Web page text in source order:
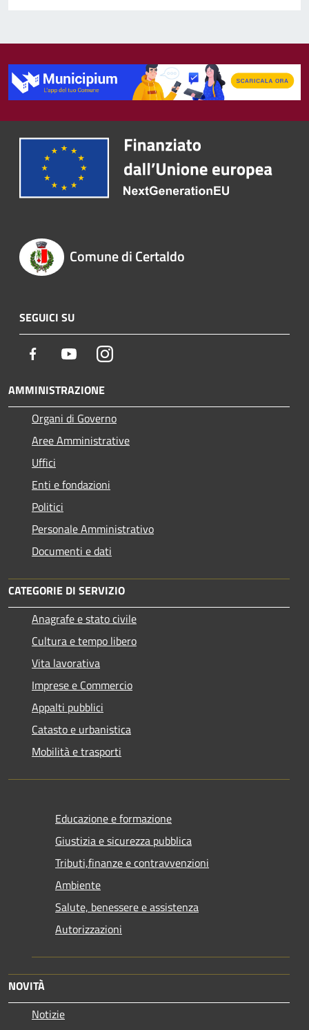
Comune di Certaldo
SEGUICI SU
Facebook YoutubeInstagram
AMMINISTRAZIONE
Organi di Governo
Aree Amministrative
Uffici
Enti e fondazioni
Politici
Personale Amministrativo
Documenti e dati
CATEGORIE DI SERVIZIO
Anagrafe e stato civile
Cultura e tempo libero
Vita lavorativa
Imprese e Commercio
Appalti pubblici
Catasto e urbanistica
Mobilità e trasporti
Educazione e formazione
Giustizia e sicurezza pubblica
Tributi,finanze e contravvenzioni
Ambiente
Salute, benessere e assistenza
Autorizzazioni
NOVITÀ
Notizie